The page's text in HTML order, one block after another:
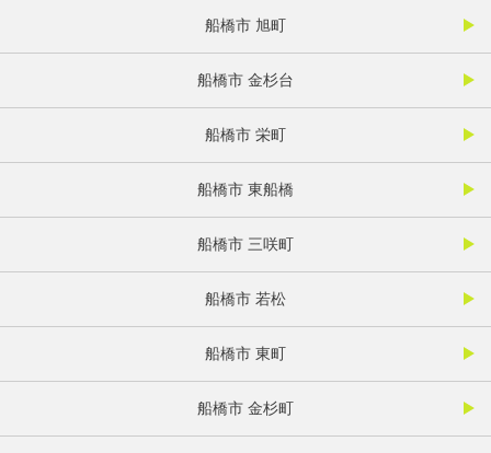
船橋市 旭町
船橋市 金杉台
船橋市 栄町
船橋市 東船橋
船橋市 三咲町
船橋市 若松
船橋市 東町
船橋市 金杉町